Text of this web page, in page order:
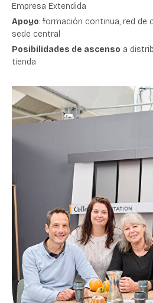
Empresa Extendida
Apoyo: formación continua, red de
sede central
Posibilidades de ascenso a
tienda